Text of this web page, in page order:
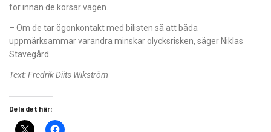
för innan de korsar vägen.
– Om de tar ögonkontakt med bilisten så att båda
uppmärksammar varandra minskar olycksrisken, säger Niklas
Stavegård.
Text: Fredrik Diits Wikström
Dela det här: